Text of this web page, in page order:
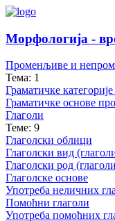
Морфологија -
Променљиве и
Тема: 1
Граматичке
Граматичке основе
Глаголи
Теме: 9
Глаголски облици
Глаголски вид
Глаголски род
Глаголске основе
Употреба неличних
Помоћни глаголи
Употреба помоћних